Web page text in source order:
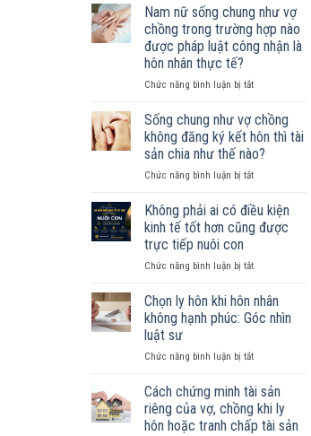
Nam nữ sống chung như vợ
chồng trong trường hợp nào
được pháp luật công nhận là
hôn nhân thực tế?
Chức năng bình luận bị tắtở
nữ
sống
chung
như
vợ
trong
trường
hợp
được
luật
công
hôn
thực
tế?
Sống chung như vợ chồng
không đăng ký kết hôn thì tài
sản chia như thế nào?
Chức năng bình luận bị tắtở
chung
như
vợ
không
ký
kết
hôn
tài
chia
như
nào?
Không phải ai có điều kiện
kinh tế tốt hơn cũng được
trực tiếp nuôi con
Chức năng bình luận bị tắtở
phải
ai
có
kiện
tế
tốt
hơn
cũng
Chọn ly hôn khi hôn nhân
không hạnh phúc: Góc nhìn
luật sư
Chức năng bình luận bị tắtở
ly
hôn
khi
hôn
Cách chứng minh tài sản
riêng của vợ, chồng khi ly
hôn hoặc tranh chấp tài sản